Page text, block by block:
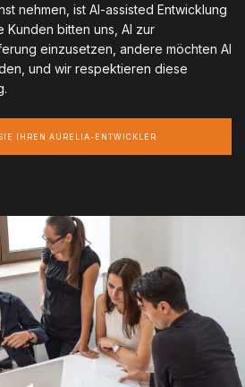
nehmen, ist AI-assisted Entwicklung
Kunden bitten uns, AI zur
einzusetzen, andere möchten AI
und wir respektieren diese
IHREN AURELIA-ENTWICKLER